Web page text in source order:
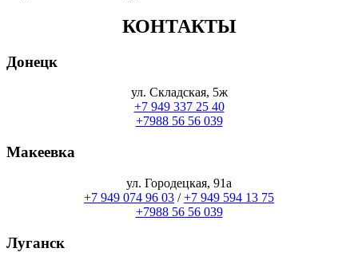
КОНТАКТЫ
Донецк
ул. Складская, 5ж
+7 949 337 25 40
+7988 56 56 039
Макеевка
ул. Городецкая, 91а
+7 949 074 96 03 /+7 949 594 13 75
+7988 56 56 039
Луганск